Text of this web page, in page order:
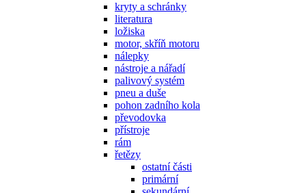
kryty a schránky
literatura
ložiska
motor, skříň motoru
nálepky
nástroje a nářadí
palivový systém
pneu a duše
pohon zadního kola
převodovka
přístroje
rám
řetězy
ostatní části
primární